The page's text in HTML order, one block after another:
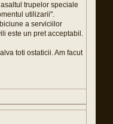
trupelor speciale
utilizarii".
a serviciilor
este un pret acceptabil.
toti ostaticii. Am facut